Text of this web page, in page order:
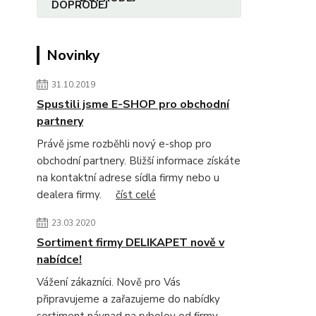
Novinky
31.10.2019
Spustili jsme E-SHOP pro obchodní
partnery
Právě jsme rozběhli nový e-shop pro
obchodní partnery. Bližší informace získáte
na kontaktní adrese sídla firmy nebo u
dealera firmy. číst celé
23.03.2020
Sortiment firmy DELIKAPET nově v
nabídce!
Vážení zákazníci. Nově pro Vás
připravujeme a zařazujeme do nabídky